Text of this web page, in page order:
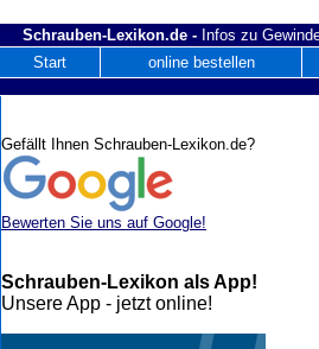
Schrauben-Lexikon.de - Infos zu
Start
online bestellen
Gefällt Ihnen Schrauben-Lexikon.de?
Bewerten Sie uns auf Google!
Schrauben-Lexikon als App!
Unsere App - jetzt online!